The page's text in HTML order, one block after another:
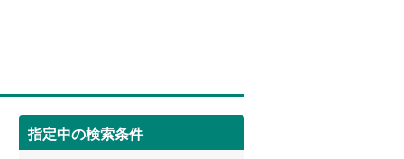
指定中の検索条件
生駒郡三郷町(10)
磯城郡川西町(2)
真弓(1)
喜里が丘(4)
近鉄生駒ケーブル(1)
太陽光発電システム（0）